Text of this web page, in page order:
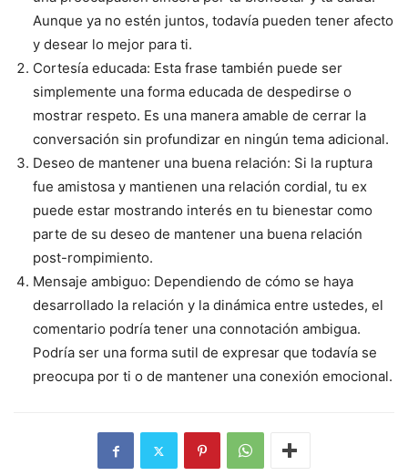
Aunque ya no estén juntos, todavía pueden tener afecto
y desear lo mejor para ti.
Cortesía educada: Esta frase también puede ser
simplemente una forma educada de despedirse o
mostrar respeto. Es una manera amable de cerrar la
conversación sin profundizar en ningún tema adicional.
Deseo de mantener una buena relación: Si la ruptura
fue amistosa y mantienen una relación cordial, tu ex
puede estar mostrando interés en tu bienestar como
parte de su deseo de mantener una buena relación
post-rompimiento.
Mensaje ambiguo: Dependiendo de cómo se haya
desarrollado la relación y la dinámica entre ustedes, el
comentario podría tener una connotación ambigua.
Podría ser una forma sutil de expresar que todavía se
preocupa por ti o de mantener una conexión emocional.